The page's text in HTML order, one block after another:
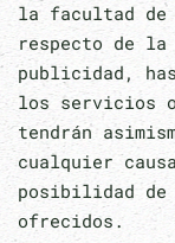
la facultad de
respecto de
publicidad,
los servicios
tendrán
cualquier
posibilidad
ofrecidos.